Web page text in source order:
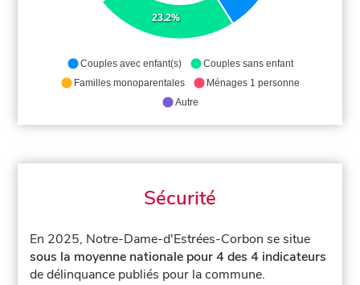
23.2%
Couples avec enfant(s)
Couples sans enfant
Familles monoparentales
Ménages 1 personne
Autre
Sécurité
En 2025, Notre-Dame-d'Estrées-Corbon se situe
sous la moyenne nationale pour 4 des 4 indicateurs
de délinquance publiés pour la commune.